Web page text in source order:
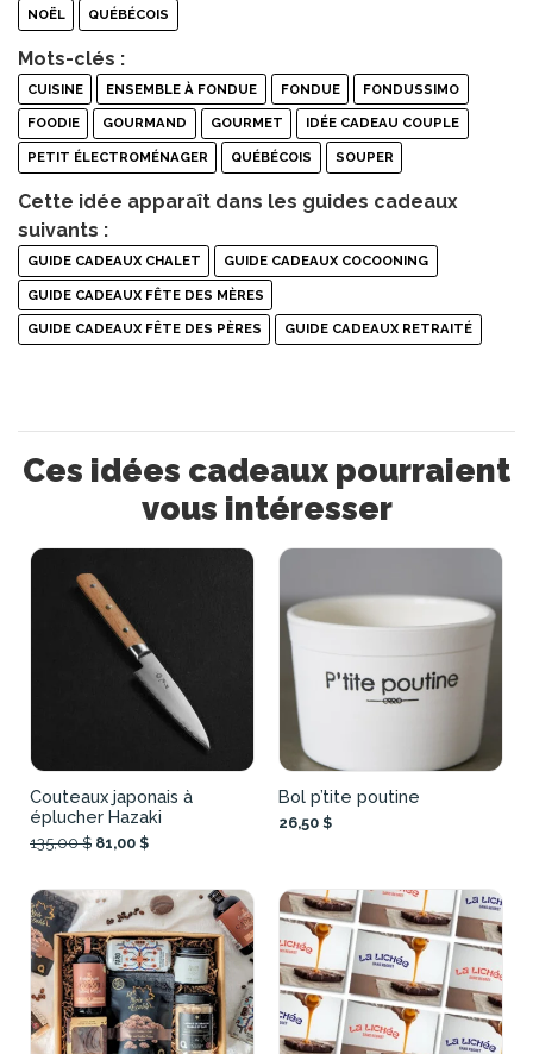
NOËL QUÉBÉCOIS
Mots-clés :
CUISINE ENSEMBLE À FONDUE FONDUE FONDUSSIMO
FOODIE GOURMAND GOURMET IDÉE CADEAU COUPLE
PETIT ÉLECTROMÉNAGER QUÉBÉCOIS SOUPER
Cette idée apparaît dans les guides cadeaux
suivants :
GUIDE CADEAUX CHALET GUIDE CADEAUX COCOONING
GUIDE CADEAUX FÊTE DES MÈRES
GUIDE CADEAUX FÊTE DES PÈRES GUIDE CADEAUX RETRAITÉ
Ces idées cadeaux pourraient
vous intéresser
Couteaux japonais à
éplucher Hazaki
135,00 $ 81,00 $
Bol p’tite poutine
26,50 $